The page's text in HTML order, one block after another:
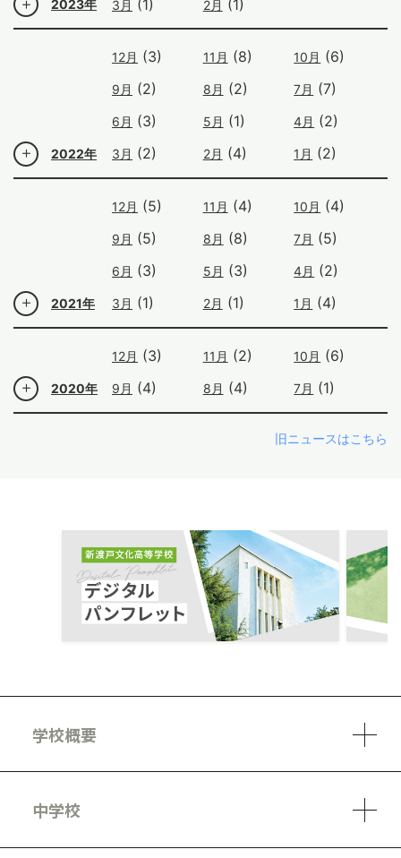
2023年 3月 (1) 2月 (1)
2022年
12月 (3) 11月 (8) 10月 (6)
9月 (2) 8月 (2) 7月 (7)
6月 (3) 5月 (1) 4月 (2)
3月 (2) 2月 (4) 1月 (2)
2021年
12月 (5) 11月 (4) 10月 (4)
9月 (5) 8月 (8) 7月 (5)
6月 (3) 5月 (3) 4月 (2)
3月 (1) 2月 (1) 1月 (4)
2020年
12月 (3) 11月 (2) 10月 (6)
9月 (4) 8月 (4) 7月 (1)
旧ニュースはこちら
学校概要
中学校